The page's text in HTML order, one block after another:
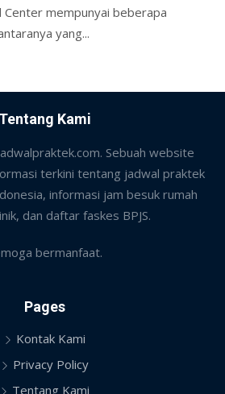
Center mempunyai beberapa
yang...
Tentang Kami
Sebuah website
terkini tentang jadwal praktek
informasi jam besuk rumah
dan daftar faskes BPJS.
bermanfaat.
Pages
Kontak Kami
Privacy Policy
Tentang Kami